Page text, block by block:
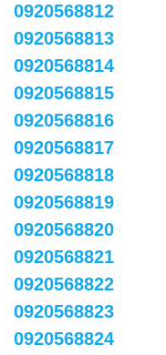
0920568812
0920568813
0920568814
0920568815
0920568816
0920568817
0920568818
0920568819
0920568820
0920568821
0920568822
0920568823
0920568824